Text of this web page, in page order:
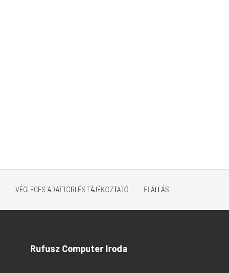
VÉGLEGES ADATTÖRLÉS TÁJÉKOZTATÓ ELÁLLÁS
Rufusz Computer Iroda